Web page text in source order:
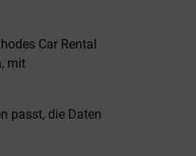
Car Rental
mit
passt, die Daten